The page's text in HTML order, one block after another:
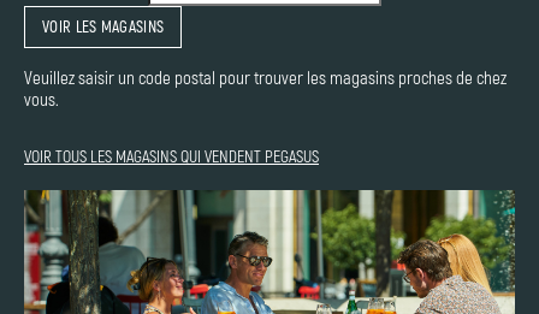
VOIR LES MAGASINS
Veuillez saisir un code postal pour trouver les magasins proches de chez
vous.
VOIR TOUS LES MAGASINS QUI VENDENT PEGASUS